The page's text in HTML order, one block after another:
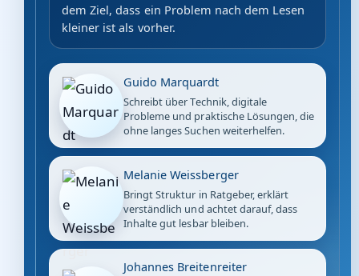
dem Ziel, dass ein Problem nach dem Lesen
kleiner ist als vorher.
Guido Marquardt
Schreibt über Technik, digitale
Probleme und praktische Lösungen, die
ohne langes Suchen weiterhelfen.
Melanie Weissberger
Bringt Struktur in Ratgeber, erklärt
verständlich und achtet darauf, dass
Inhalte gut lesbar bleiben.
Johannes Breitenreiter